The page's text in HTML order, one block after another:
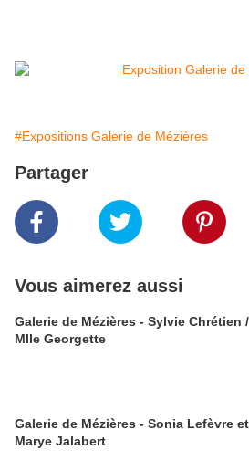
#Expositions Galerie de Mézières
Partager
Vous aimerez aussi
Galerie de Mézières - Sylvie Chrétien /
Mlle Georgette
Galerie de Mézières - Sonia Lefèvre et
Marye Jalabert